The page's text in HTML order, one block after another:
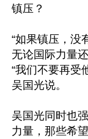
镇压？
“如果镇压，没
无论国际力量
“我们不要再受
吴国光说。
吴国光同时也
力量，那些希